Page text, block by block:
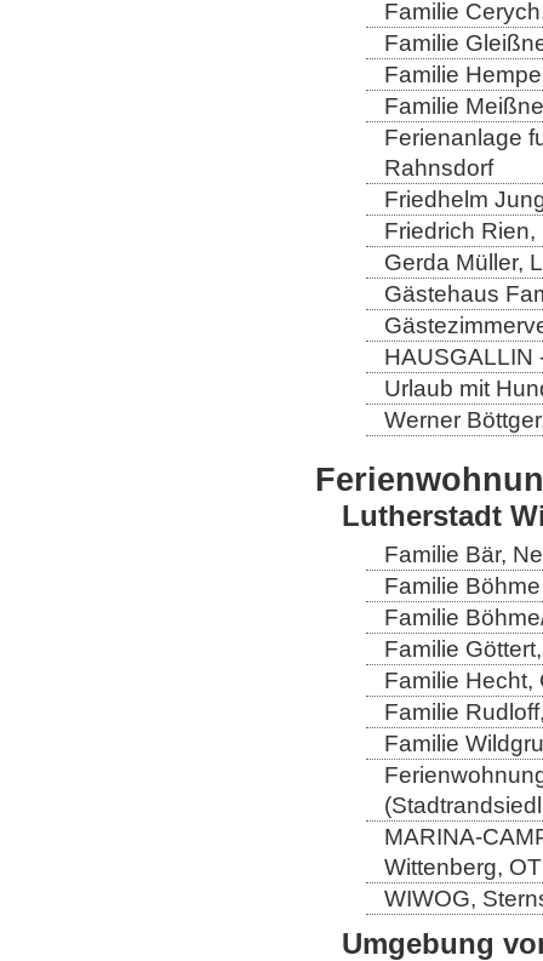
Familie
Familie
Familie
Familie
Ferienanlage
Rahnsdorf
Friedhelm
Friedrich
Gerda Müller,
Gästehaus
HAUSGALLIN
Urlaub mit
Werner
Lutherstadt
Familie Bär,
Familie
Familie
Familie
Familie Hecht,
Familie
Familie
MARINA-
Wittenberg,
WIWOG,
Umgebung